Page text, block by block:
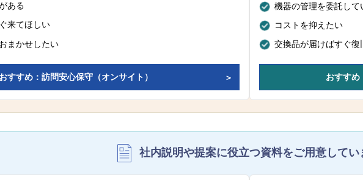
ある
来てほしい
まかせしたい
おすすめ：訪問安心保守（オンサイト）
機器の管理を委託し
コストを抑えたい
交換品が届けばすぐ復
おすすめ
社内説明や提案に役立つ資料をご用意してい